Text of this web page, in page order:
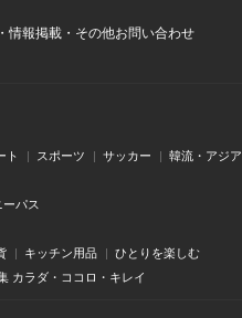
情報掲載・その他お問い合わせ
ト スポーツ サッカー 韓流・アジア
パス
キッチン用品 ひとりを楽しむ
カラダ・ココロ・キレイ